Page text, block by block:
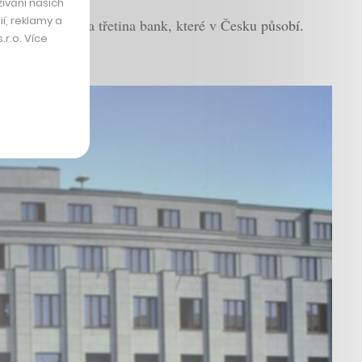
zapojit zhruba třetina bank, které v Česku působí.
reklamy a
Více